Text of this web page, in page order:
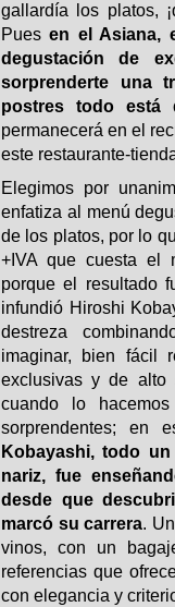
gallardía los platos,
Puesen el Asiana,
degustación de
sorprenderte una
postres todo está
permanecerá en el
este restaurante-
Elegimos por
enfatiza al menú
de los platos, por lo
+IVA que cuesta el
porque el resultado
infundió Hiroshi
destreza
imaginar, bien fácil
exclusivas y de alto
cuando lo
sorprendentes; en
Kobayashi, todo
nariz, fue
desde que
marcó su carrera.
vinos, con un
referencias que
con elegancia y